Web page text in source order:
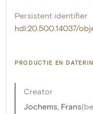
Persistent identifier
hdl:20.500.14037/
PRODUCTIE EN
Creator
Jochems, Frans(